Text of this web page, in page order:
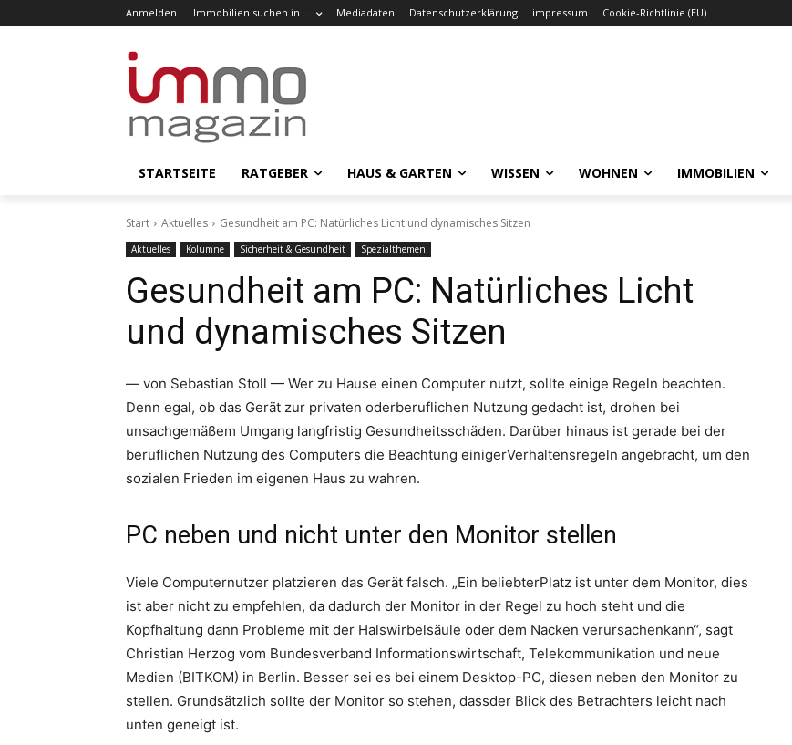
Anmelden Immobilien suchen in … Mediadaten Datenschutzerklärung impressum Cookie-Richtlinie (EU)
STARTSEITE RATGEBER HAUS & GARTEN WISSEN WOHNEN IMMOBILIEN
Start Aktuelles Gesundheit am PC: Natürliches Licht und dynamisches Sitzen
Aktuelles Kolumne Sicherheit & Gesundheit Spezialthemen
Gesundheit am PC: Natürliches Licht
und dynamisches Sitzen
— von Sebastian Stoll — Wer zu Hause einen Computer nutzt, sollte einige Regeln beachten.
Denn egal, ob das Gerät zur privaten oderberuflichen Nutzung gedacht ist, drohen bei
unsachgemäßem Umgang langfristig Gesundheitsschäden. Darüber hinaus ist gerade bei der
beruflichen Nutzung des Computers die Beachtung einigerVerhaltensregeln angebracht, um den
sozialen Frieden im eigenen Haus zu wahren.
PC neben und nicht unter den Monitor stellen
Viele Computernutzer platzieren das Gerät falsch. „Ein beliebterPlatz ist unter dem Monitor, dies
ist aber nicht zu empfehlen, da dadurch der Monitor in der Regel zu hoch steht und die
Kopfhaltung dann Probleme mit der Halswirbelsäule oder dem Nacken verursachenkann“, sagt
Christian Herzog vom Bundesverband Informationswirtschaft, Telekommunikation und neue
Medien (BITKOM) in Berlin. Besser sei es bei einem Desktop-PC, diesen neben den Monitor zu
stellen. Grundsätzlich sollte der Monitor so stehen, dassder Blick des Betrachters leicht nach
unten geneigt ist.